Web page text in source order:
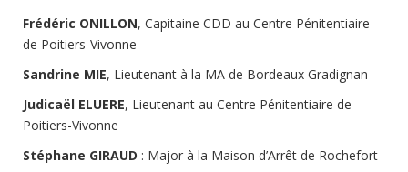
Frédéric ONILLON, Capitaine CDD au Centre Pénitentiaire
de Poitiers-Vivonne
Sandrine MIE, Lieutenant à la MA de Bordeaux Gradignan
Judicaël ELUERE, Lieutenant au Centre Pénitentiaire de
Poitiers-Vivonne
Stéphane GIRAUD : Major à la Maison d’Arrêt de Rochefort